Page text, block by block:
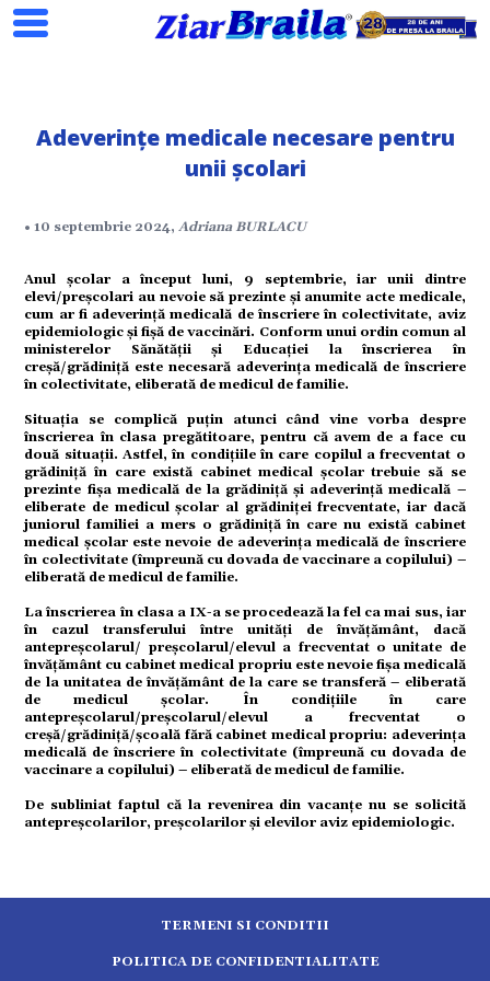
Adeverințe medicale necesare pentru
unii școlari
• 10 septembrie 2024,Adriana BURLACU
Anul școlar a început luni, 9 septembrie, iar unii dintre
elevi/preșcolari au nevoie să prezinte și anumite acte medicale,
cum ar fi adeverință medicală de înscriere în colectivitate, aviz
epidemiologic și fișă de vaccinări. Conform unui ordin comun al
ministerelor Sănătății și Educației la înscrierea în
creșă/grădiniță este necesară adeverința medicală de înscriere
în colectivitate, eliberată de medicul de familie.
Situația se complică puțin atunci când vine vorba despre
înscrierea în clasa pregătitoare, pentru că avem de a face cu
două situații. Astfel, în condițiile în care copilul a frecventat o
grădiniță în care există cabinet medical școlar trebuie să se
prezinte fișa medicală de la grădiniță și adeverință medicală –
eliberate de medicul școlar al grădiniței frecventate, iar dacă
juniorul familiei a mers o grădiniță în care nu există cabinet
medical școlar este nevoie de adeverința medicală de înscriere
în colectivitate (împreună cu dovada de vaccinare a copilului) –
eliberată de medicul de familie.
La înscrierea în clasa a IX-a se procedează la fel ca mai sus, iar
în cazul transferului între unități de învățământ, dacă
antepreșcolarul/ preșcolarul/elevul a frecventat o unitate de
învățământ cu cabinet medical propriu este nevoie fișa medicală
de la unitatea de învățământ de la care se transferă – eliberată
de medicul școlar. În condițiile în care
antepreșcolarul/preșcolarul/elevul a frecventat o
creșă/grădiniță/școală fără cabinet medical propriu: adeverința
medicală de înscriere în colectivitate (împreună cu dovada de
vaccinare a copilului) – eliberată de medicul de familie.
De subliniat faptul că la revenirea din vacanțe nu se solicită
antepreșcolarilor, preșcolarilor și elevilor aviz epidemiologic.
TERMENI SI CONDITII
POLITICA DE CONFIDENTIALITATE